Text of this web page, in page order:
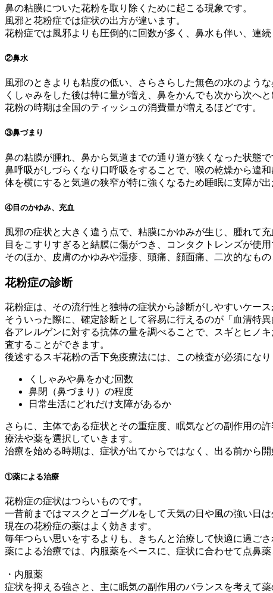
鼻の粘膜についた花粉を取り除くために起こる現象です。
風邪と花粉症では症状の出方が違います。
花粉症では風邪よりも圧倒的に回数が多く、鼻水も伴い、連
②鼻水
風邪のときよりも粘度の低い、さらさらした無色の水のよう
くしゃみをした後は特に量が増え、鼻をかんでも次から次へと
花粉の時期は全国のティッシュの消費量が増えるほどです。
③鼻づまり
鼻の粘膜が腫れ、鼻から気道までの通り道が狭くなった状態で
鼻呼吸がしづらくなり口呼吸をすることで、喉の乾燥から違
体を横にすると気道の狭窄が特に強くなるため睡眠に支障が
④目のかゆみ、充血
風邪の症状と大きく違う点で、粘膜にかゆみが生じ、腫れて充
目をこすりすぎると結膜に傷がつき、コンタクトレンズが使
そのほか、皮膚のかゆみや湿疹、頭痛、顔面痛、二次的なも
花粉症の診断
花粉症は、その流行性と独特の症状から診断がしやすいケー
そういった際に、確定診断として容易に行えるのが「血清特異
各アレルゲンに対する抗体の量を調べることで、スギとヒノ
査することができます。
後述するスギ花粉の舌下免疫療法には、この検査が必須になり
くしゃみや鼻をかむ回数
鼻閉（鼻づまり）の程度
日常生活にどれだけ支障があるか
さらに、主体である症状とその重症度、眠気などの副作用の
療法や薬を選択していきます。
治療を始める時期は、症状が出てからではなく、出る前から
①薬による治療
花粉症の症状はつらいものです。
一昔前まではマスクとゴーグルをして天気の日や風の強い日
現在の花粉症の薬はよく効きます。
毎年つらい思いをするよりも、きちんと治療して快適に過ごさ
薬による治療では、内服薬をベースに、症状に合わせて点鼻薬
・内服薬
症状を抑える強さと、主に眠気の副作用のバランスを考えて薬